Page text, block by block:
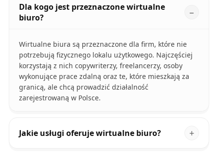
Dla kogo jest przeznaczone wirtualne
biuro?
Wirtualne biura są przeznaczone dla firm, które nie
potrzebują fizycznego lokalu użytkowego. Najczęściej
korzystają z nich copywriterzy, freelancerzy, osoby
wykonujące prace zdalną oraz te, które mieszkają za
granicą, ale chcą prowadzić działalność
zarejestrowaną w Polsce.
Jakie usługi oferuje wirtualne biuro?